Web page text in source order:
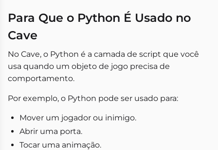
Para Que o Python É Usado no
Cave
No Cave, o Python é a camada de script que você
usa quando um objeto de jogo precisa de
comportamento.
Por exemplo, o Python pode ser usado para:
Mover um jogador ou inimigo.
Abrir uma porta.
Tocar uma animação.